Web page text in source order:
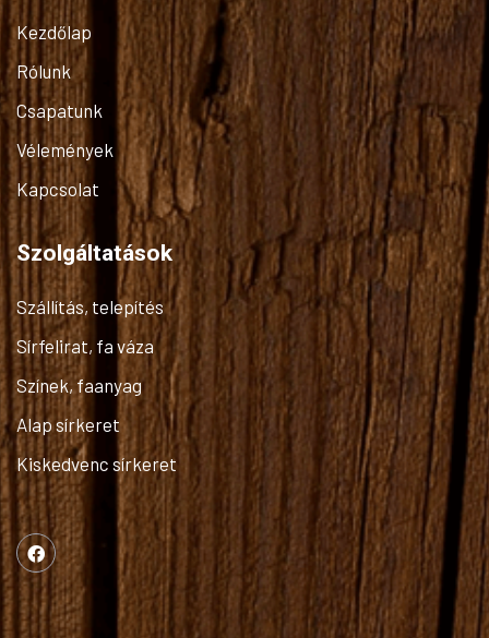
Kezdőlap
Rólunk
Csapatunk
Vélemények
Kapcsolat
Szolgáltatások
Szállítás, telepítés
Sírfelirat, fa váza
Színek, faanyag
Alap sírkeret
Kiskedvenc sírkeret